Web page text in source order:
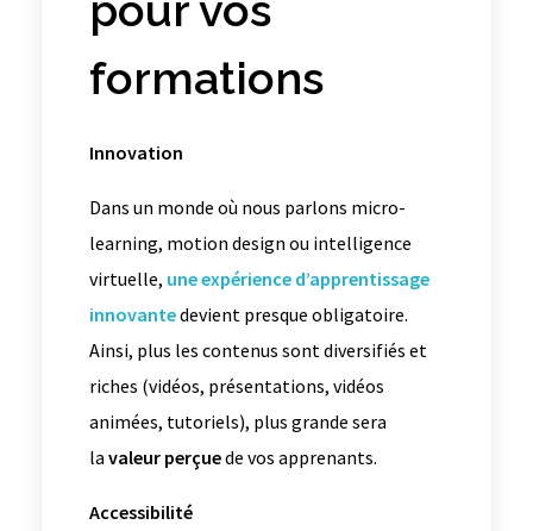
formations
Innovation
Dans un monde où nous parlons micro-
learning, motion design ou intelligence
virtuelle, une expérience d’apprentissage
innovantedevient presque obligatoire.
Ainsi, plus les contenus sont diversifiés et
riches (vidéos, présentations, vidéos
animées, tutoriels), plus grande sera
la valeur perçuede vos apprenants.
Accessibilité